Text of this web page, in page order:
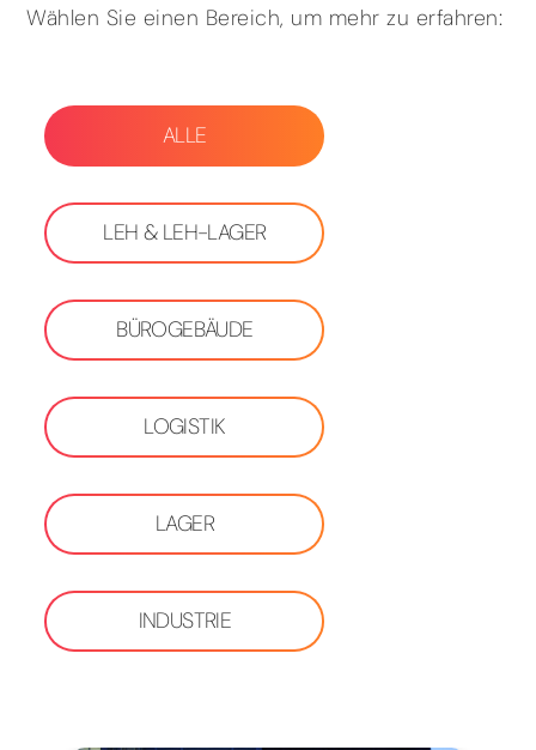
Wählen Sie einen Bereich, um mehr zu erfahren:
ALLE
LEH & LEH-LAGER
BÜROGEBÄUDE
LOGISTIK
LAGER
INDUSTRIE